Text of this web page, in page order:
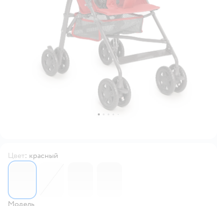
Цвет: красный
6730007
Модель